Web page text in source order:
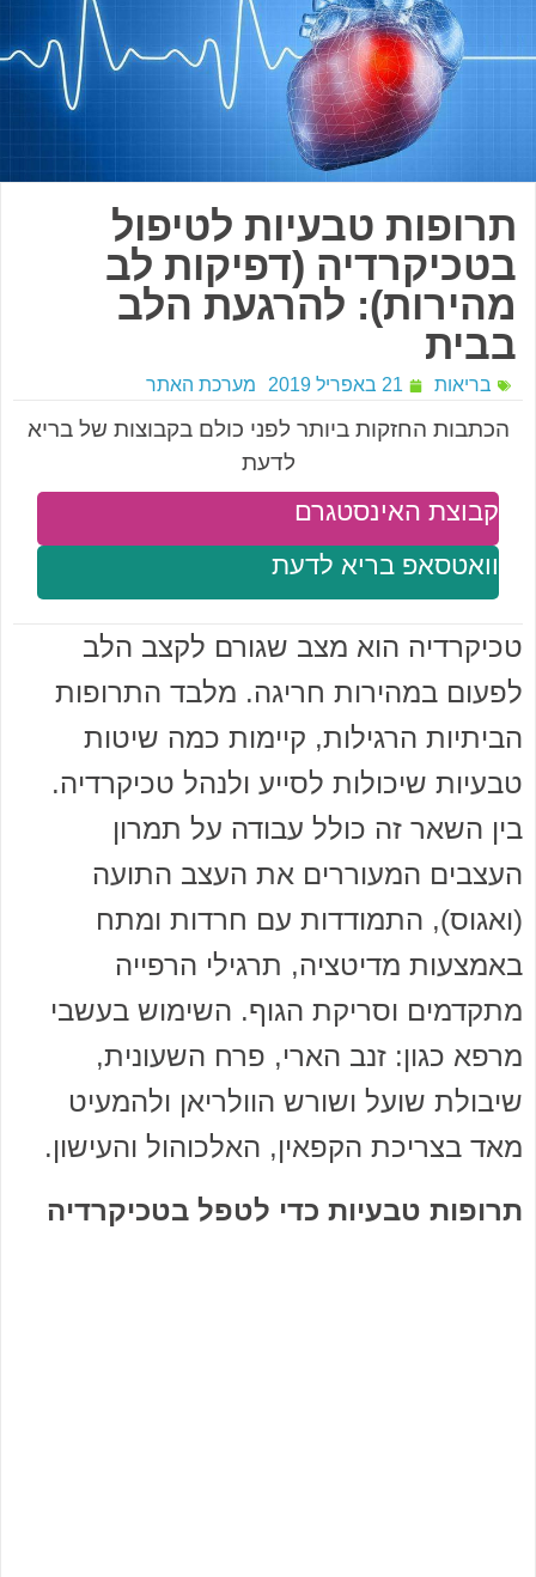
תרופות טבעיות לטיפול
בטכיקרדיה (דפיקות לב
מהירות): להרגעת הלב
בבית
בריאות 21 באפריל 2019 מערכת האתר
הכתבות החזקות ביותר לפני כולם בקבוצות של בריא
לדעת
וואטסאפ בריא לדעת
קבוצת האינסטגרם
טכיקרדיה הוא מצב שגורם לקצב הלב
לפעום במהירות חריגה. מלבד התרופות
הביתיות הרגילות, קיימות כמה שיטות
טבעיות שיכולות לסייע ולנהל טכיקרדיה.
בין השאר זה כולל עבודה על תמרון
העצבים המעוררים את העצב התועה
(ואגוס), התמודדות עם חרדות ומתח
באמצעות מדיטציה, תרגילי הרפייה
מתקדמים וסריקת הגוף. השימוש בעשבי
מרפא כגון: זנב הארי, פרח השעונית,
שיבולת שועל ושורש הוולריאן ולהמעיט
מאד בצריכת הקפאין, האלכוהול והעישון.
תרופות טבעיות כדי לטפל בטכיקרדיה